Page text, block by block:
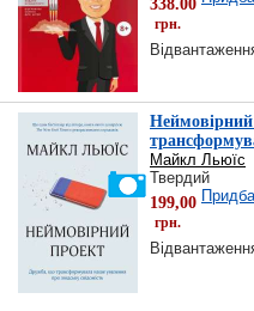
338.00
грн.
Майкл Льюїс
Твердий
199,00
грн.